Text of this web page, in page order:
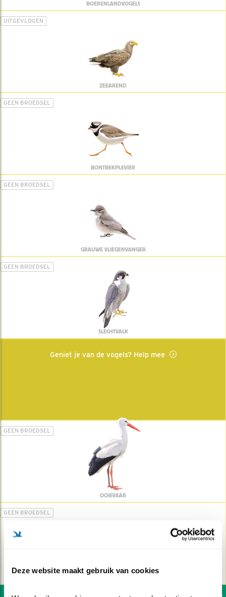
Deze website maakt gebruik van cookies
BOERENLANDVOGELS
UITGEVLOGEN
ZEEAREND
GEEN BROEDSEL
BONTBEKPLEVIER
GEEN BROEDSEL
GRAUWE VLIEGENVANGER
GEEN BROEDSEL
SLECHTVALK
Geniet je van de vogels? Help mee
GEEN BROEDSEL
OOIEVAAR
GEEN BROEDSEL